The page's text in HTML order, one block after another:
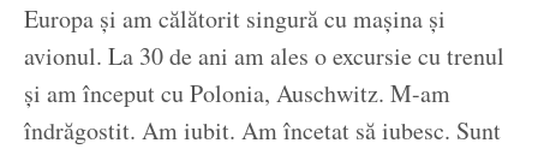
Europa și am călătorit singură cu mașina și
avionul. La 30 de ani am ales o excursie cu trenul
și am început cu Polonia, Auschwitz. M-am
îndrăgostit. Am iubit. Am încetat să iubesc. Sunt